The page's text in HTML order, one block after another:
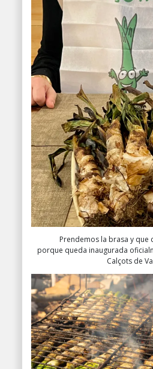
Prendemos la brasa y que
porque queda inaugurada
Calçots de